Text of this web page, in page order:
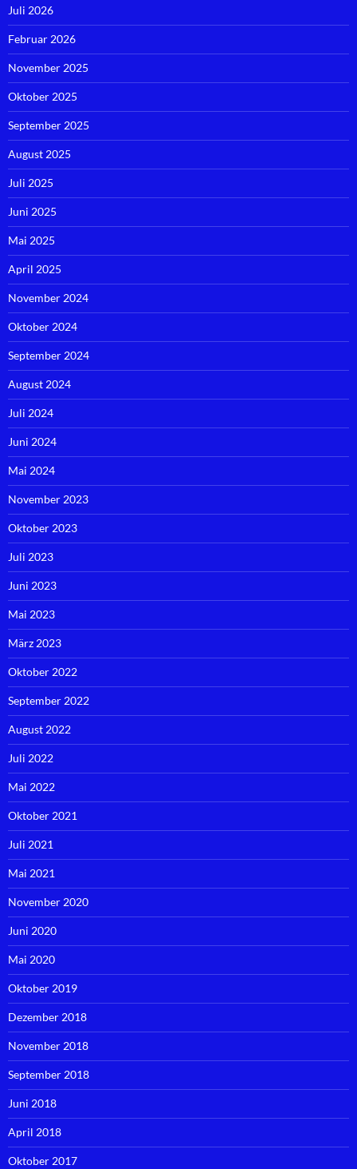
Juli 2026
Februar 2026
November 2025
Oktober 2025
September 2025
August 2025
Juli 2025
Juni 2025
Mai 2025
April 2025
November 2024
Oktober 2024
September 2024
August 2024
Juli 2024
Juni 2024
Mai 2024
November 2023
Oktober 2023
Juli 2023
Juni 2023
Mai 2023
März 2023
Oktober 2022
September 2022
August 2022
Juli 2022
Mai 2022
Oktober 2021
Juli 2021
Mai 2021
November 2020
Juni 2020
Mai 2020
Oktober 2019
Dezember 2018
November 2018
September 2018
Juni 2018
April 2018
Oktober 2017